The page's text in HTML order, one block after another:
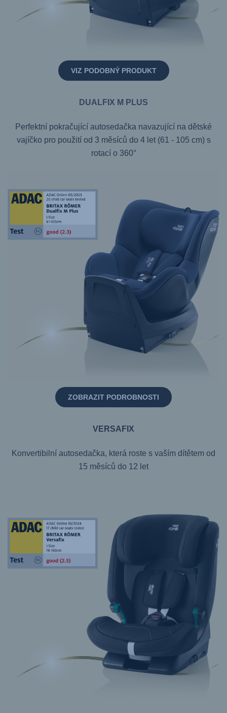
VIZ PODOBNÝ PRODUKT
DUALFIX M PLUS
Perfektní pokračující autosedačka navazující na dětské
vajíčko pro použití od 3 měsíců do 4 let (61 - 105 cm) s
rotací o 360°
ZOBRAZIT PODROBNOSTI
VERSAFIX
Konvertibilní autosedačka, která roste s vaším dítětem od
15 měsíců do 12 let